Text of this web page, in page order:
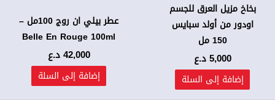
بخاخ مزيل العرق للجسم
اودور من أولد سبايس
150 مل
5,000د.ع
إضافة إلى السلة
عطر بيلي ان روج 100مل –
Belle En Rouge 100ml
42,000د.ع
إضافة إلى السلة